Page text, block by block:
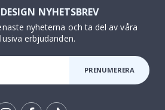
NYHETSBREV
nyheterna och ta del av våra
erbjudanden.
PRENUMERERA